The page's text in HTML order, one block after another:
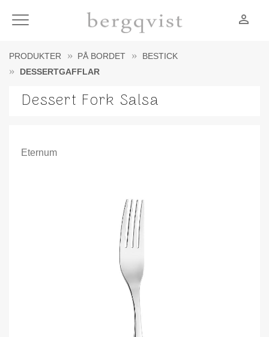
Meny person_outline
PRODUKTER PÅ BORDET
BESTICK
DESSERTGAFFLAR
Dessert Fork Salsa
Eternum